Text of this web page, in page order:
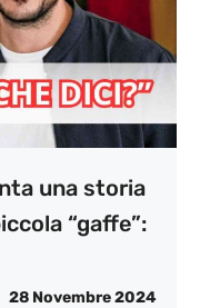
una storia
“gaffe”:
28 Novembre 2024